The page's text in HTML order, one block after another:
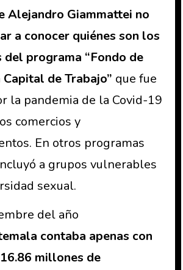
Alejandro Giammattei no
a conocer quiénes son los
del programa “Fondo de
de Trabajo” que fue
la pandemia de la Covid-19
comercios y
En otros programas
a grupos vulnerables
sexual.
del año
contaba apenas con
millones de